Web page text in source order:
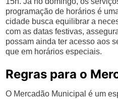
programação de horários é
cidade busca equilibrar a
com as datas festivas,
possam ainda ter acesso aos
que em horários especiais.
Regras para o
O Mercadão Municipal é um